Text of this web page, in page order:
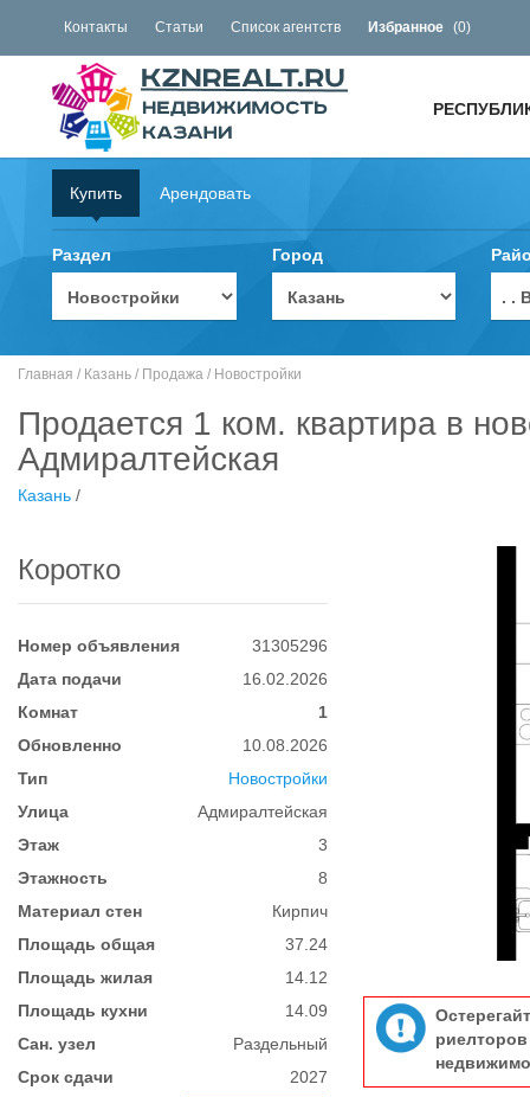
Контакты Статьи Список агентств Избранное (0)
Купить Арендовать
Раздел Город
. .
Главная / Казань / Продажа / Новостройки
Продается 1 ком. квартира в
Адмиралтейская
Казань /
Коротко
Номер объявления
31305296
Дата подачи
16.02.2026
Комнат
1
Обновленно
10.08.2026
Тип
Новостройки
Улица
Адмиралтейская
Этаж
3
Этажность
8
Материал стен
Кирпич
Площадь общая
37.24
Площадь жилая
14.12
Площадь кухни
14.09
Сан. узел
Раздельный
Срок сдачи
2027